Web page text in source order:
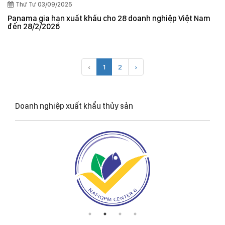
Thứ Tư 03/09/2025
Panama gia hạn xuất khẩu cho 28 doanh nghiệp Việt Nam
đến 28/2/2026
‹ 1 2 ›
Doanh nghiệp xuất khẩu thủy sản